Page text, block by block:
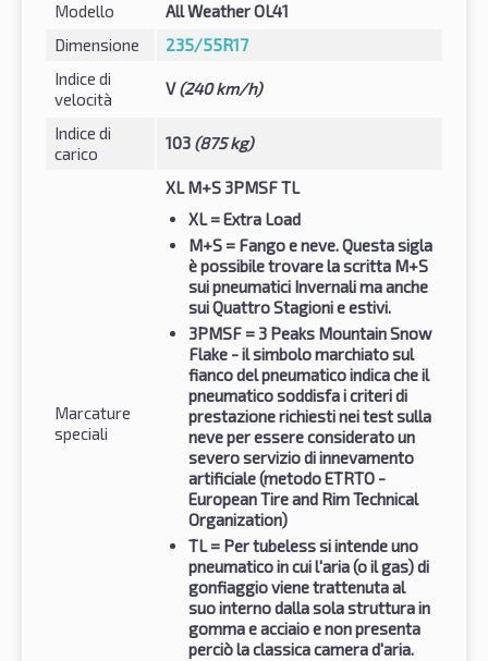
Modello
All Weather OL41
Dimensione
235/55R17
Indice di
velocità
V(240 km/h)
Indice di
carico
103 (875 kg)
Marcature
speciali
XL M+S 3PMSF TL
XL= Extra Load
M+S = Fango e neve. Questa sigla
è possibile trovare la scritta M+S
sui pneumatici Invernali ma anche
sui Quattro Stagioni e estivi.
3PMSF = 3 Peaks Mountain Snow
Flake - il simbolo marchiato sul
fianco del pneumatico indica che il
pneumatico soddisfa i criteri di
prestazione richiesti nei test sulla
neve per essere considerato un
severo servizio di innevamento
artificiale (metodo ETRTO -
European Tire and Rim Technical
Organization)
TL= Per tubeless si intende uno
pneumatico in cui l'aria (o il gas) di
gonfiaggio viene trattenuta al
suo interno dalla sola struttura in
gomma e acciaio e non presenta
perciò la classica camera d'aria.